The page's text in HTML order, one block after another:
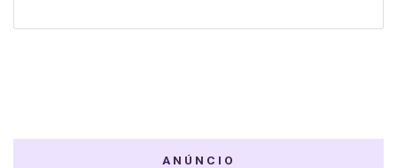
ANÚNCIO